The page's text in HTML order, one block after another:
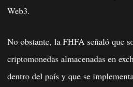
Web3.
No obstante, la FHFA señaló que
criptomonedas almacenadas en
dentro del país y que se